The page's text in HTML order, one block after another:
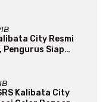
City Resmi
Pengurus Siap
Kalibata City